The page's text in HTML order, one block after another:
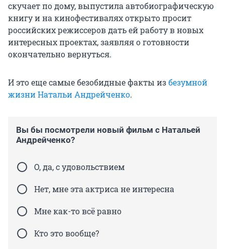
скучает по дому, выпустила автобиографическую
книгу и на кинофестивалях открыто просит
российских режиссеров дать ей работу в новых
интересных проектах, заявляя о готовности
окончательно вернуться.
И это еще самые безобидные факты избезумной
жизни Натальи Андрейченко.
Вы бы посмотрели новый фильм с Натальей
Андрейченко?
О, да, с удовольствием
Нет, мне эта актриса не интересна
Мне как-то всё равно
Кто это вообще?